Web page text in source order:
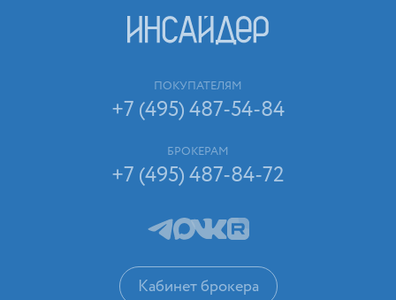
ПОКУПАТЕЛЯМ
+7 (495) 487-54-84
БРОКЕРАМ
+7 (495) 487-84-72
Кабинет брокера